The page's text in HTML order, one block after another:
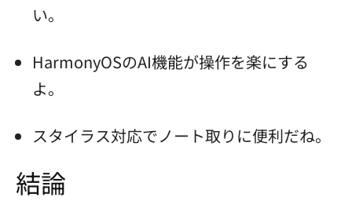
い。
HarmonyOSのAI機能が操作を楽にする
よ。
スタイラス対応でノート取りに便利だね。
結論